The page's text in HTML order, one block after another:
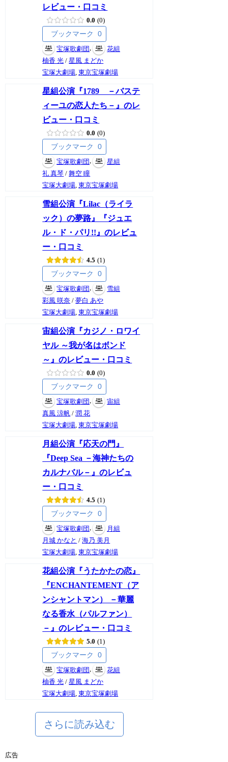
レビュー・口コミ
0.0 0
ブックマーク 0
宝塚歌劇団 ,
花組
柚香 光 /星風 まどか
宝塚大劇場 ,東京宝塚劇場
星組公演『1789 －バステ
ィーユの恋人たち－』のレ
ビュー・口コミ
0.0 0
ブックマーク 0
宝塚歌劇団 ,
星組
礼 真琴 /舞空 瞳
宝塚大劇場 ,東京宝塚劇場
雪組公演『Lilac（ライラ
ック）の夢路』『ジュエ
ル・ド・パリ!!』のレビュ
ー・口コミ
4.5 1
ブックマーク 0
宝塚歌劇団 ,
雪組
彩風 咲奈 /夢白 あや
宝塚大劇場 ,東京宝塚劇場
宙組公演『カジノ・ロワイ
ヤル ～我が名はボンド
～』のレビュー・口コミ
0.0 0
ブックマーク 0
宝塚歌劇団 ,
宙組
真風 涼帆 /潤 花
宝塚大劇場,東京宝塚劇場
月組公演『応天の門』
『Deep Sea －海神たちの
カルナバル－』のレビュ
ー・口コミ
4.5 1
ブックマーク 0
宝塚歌劇団,
月組
月城 かなと /海乃 美月
宝塚大劇場,東京宝塚劇場
花組公演『うたかたの恋』
『ENCHANTEMENT（ア
ンシャントマン） －華麗
なる香水（パルファン）
－』のレビュー・口コミ
5.0 1
ブックマーク 0
宝塚歌劇団,
花組
柚香 光 /星風 まどか
宝塚大劇場,東京宝塚劇場
さらに読み込む
広告